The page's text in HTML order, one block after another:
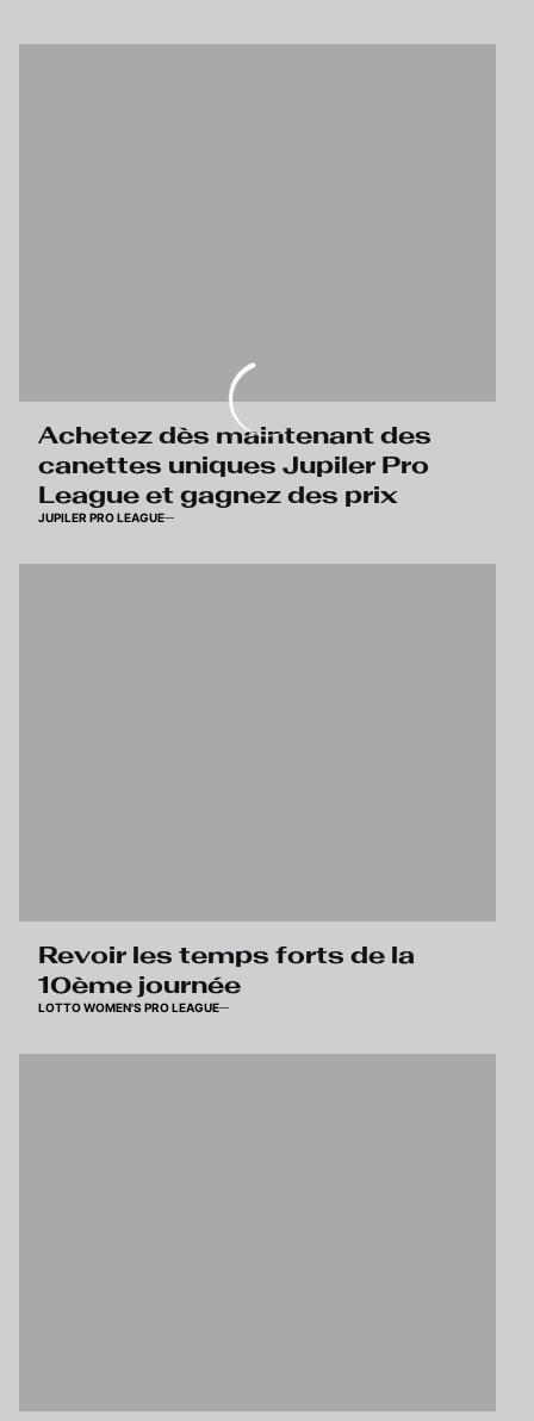
Achetez dès maintenant des
canettes uniques Jupiler Pro
League et gagnez des prix
JUPILER PRO LEAGUE
Revoir les temps forts de la
10ème journée
LOTTO WOMEN'S PRO LEAGUE